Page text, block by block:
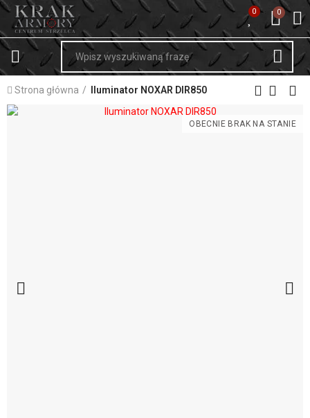
0 0
Strona główna Iluminator NOXAR DIR850
OBECNIE BRAK NA STANIE